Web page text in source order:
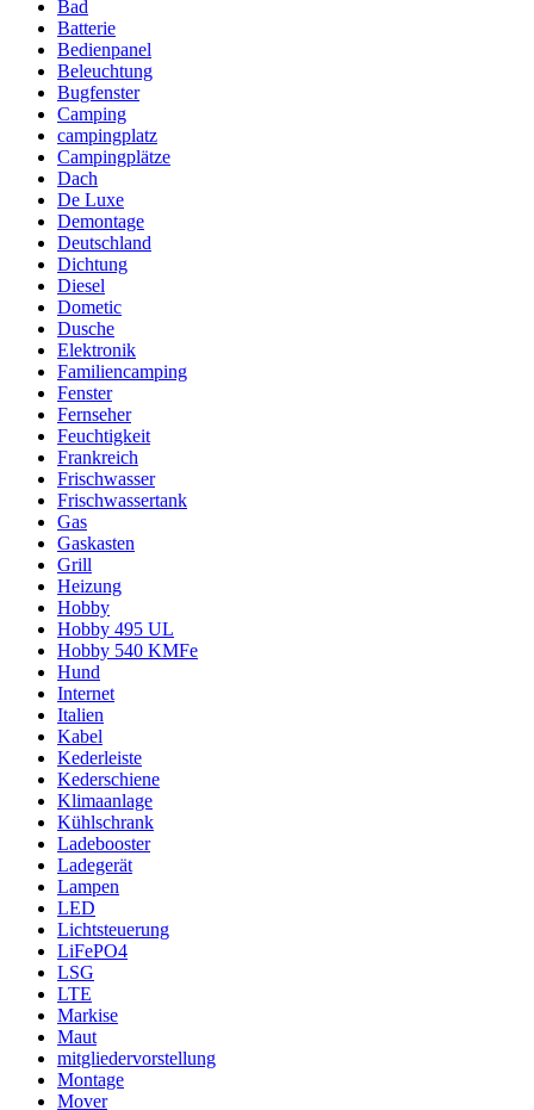
Bad
Batterie
Bedienpanel
Beleuchtung
Bugfenster
Camping
campingplatz
Campingplätze
Dach
De Luxe
Demontage
Deutschland
Dichtung
Diesel
Dometic
Dusche
Elektronik
Familiencamping
Fenster
Fernseher
Feuchtigkeit
Frankreich
Frischwasser
Frischwassertank
Gas
Gaskasten
Grill
Heizung
Hobby
Hobby 495 UL
Hobby 540 KMFe
Hund
Internet
Italien
Kabel
Kederleiste
Kederschiene
Klimaanlage
Kühlschrank
Ladebooster
Ladegerät
Lampen
LED
Lichtsteuerung
LiFePO4
LSG
LTE
Markise
Maut
mitgliedervorstellung
Montage
Mover